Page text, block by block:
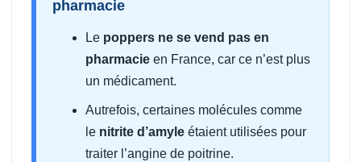
pharmacie
Le poppers ne se vend pas en
pharmacieen France, car ce n’est plus
un médicament.
Autrefois, certaines molécules comme
le nitrite d’amyleétaient utilisées pour
traiter l’angine de poitrine.